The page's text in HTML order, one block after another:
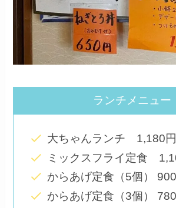
ランチメニュー
大ちゃんランチ 1,180円
ミックスフライ定食
からあげ定食（5個）
からあげ定食（3個）